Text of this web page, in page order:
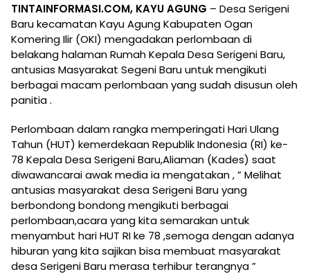
TINTAINFORMASI.COM, KAYU AGUNG – Desa Serigeni
Baru kecamatan Kayu Agung Kabupaten Ogan
Komering Ilir (OKI) mengadakan perlombaan di
belakang halaman Rumah Kepala Desa Serigeni Baru,
antusias Masyarakat Segeni Baru untuk mengikuti
berbagai macam perlombaan yang sudah disusun oleh
panitia .
Perlombaan dalam rangka memperingati Hari Ulang
Tahun (HUT) kemerdekaan Republik Indonesia (RI) ke-
78 Kepala Desa Serigeni Baru,Aliaman (Kades) saat
diwawancarai awak media ia mengatakan , ” Melihat
antusias masyarakat desa Serigeni Baru yang
berbondong bondong mengikuti berbagai
perlombaan,acara yang kita semarakan untuk
menyambut hari HUT RI ke 78 ,semoga dengan adanya
hiburan yang kita sajikan bisa membuat masyarakat
desa Serigeni Baru merasa terhibur terangnya ”